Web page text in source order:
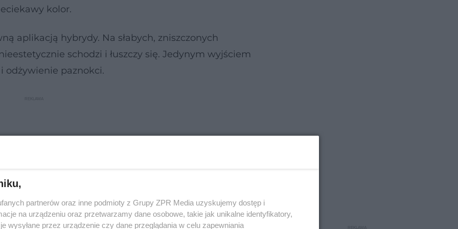
kolor.
aplikacją hybrydy. Na słabych, zniszczonych
schodzi i łuszczy się. Jedynym wyjściem
odżywienie paznokci.
partnerów oraz inne podmioty z Grupy ZPR Media uzyskujemy dostęp i
na urządzeniu oraz przetwarzamy dane osobowe, takie jak unikalne identyfikatory,
wysyłane przez urządzenie czy dane przeglądania w celu zapewniania